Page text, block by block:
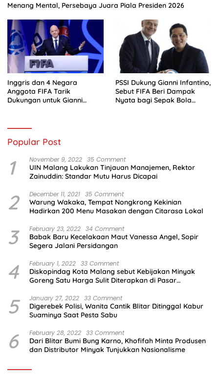
Menang Mental, Persebaya Juara Piala Presiden 2026
Inggris dan 4 Negara
Anggota FIFA Tarik
Dukungan untuk Gianni
PSSI Dukung Gianni Infantino,
Sebut FIFA Beri Dampak
Nyata bagi Sepak Bola
Popular Post
1 November 9, 2022 35 Comment
UIN Malang Lakukan Tinjauan Manajemen, Rektor
Zainuddin: Standar Mutu Harus Dicapai
2 December 11, 2021 35 Comment
Warung Wakaka, Tempat Nongkrong Kekinian
Hadirkan 200 Menu Masakan dengan Citarasa Lokal
3 February 23, 2022 34 Comment
Babak Baru Kecelakaan Maut Vanessa Angel, Sopir
Segera Jalani Persidangan
4 February 1, 2022 33 Comment
Diskopindag Kota Malang sebut Kebijakan Minyak
Goreng Satu Harga Sulit Diterapkan di Pasar
5 January 27, 2022 33 Comment
Digerebek Polisi, Wanita Cantik Blitar Ditinggal Kabur
Suaminya Saat Pesta Sabu
6 February 28, 2022 33 Comment
Dari Blitar Bumi Bung Karno, Khofifah Minta Produsen
dan Distributor Minyak Tunjukkan Nasionalisme